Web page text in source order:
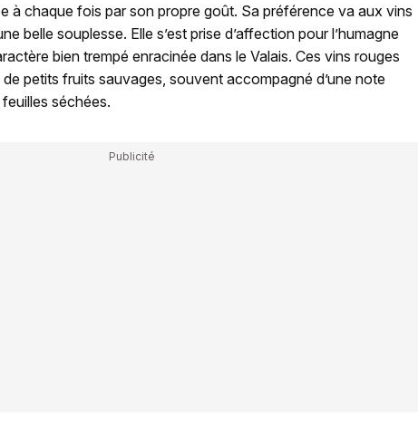
à chaque fois par son propre goût. Sa préférence va aux vins
belle souplesse. Elle s’est prise d’affection pour l’humagne
bien trempé enracinée dans le Valais. Ces vins rouges
petits fruits sauvages, souvent accompagné d’une note
séchées.